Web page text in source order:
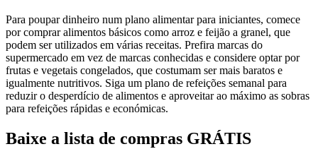
Para poupar dinheiro num plano alimentar para iniciantes, comece
por comprar alimentos básicos como arroz e feijão a granel, que
podem ser utilizados em várias receitas. Prefira marcas do
supermercado em vez de marcas conhecidas e considere optar por
frutas e vegetais congelados, que costumam ser mais baratos e
igualmente nutritivos. Siga um plano de refeições semanal para
reduzir o desperdício de alimentos e aproveitar ao máximo as sobras
para refeições rápidas e económicas.
Baixe a lista de compras GRÁTIS